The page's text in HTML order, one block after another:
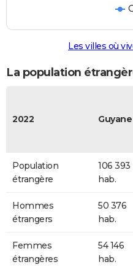
Les villes où
La population
2022 Guyane
Population
étrangère
106 393
hab.
Hommes
étrangers
50 376
hab.
Femmes
étrangères
54 146
hab.